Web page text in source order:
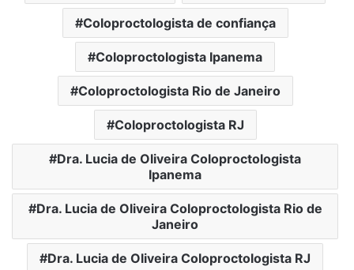
Coloproctologista de confiança
Coloproctologista Ipanema
Coloproctologista Rio de Janeiro
Coloproctologista RJ
Dra. Lucia de Oliveira Coloproctologista
Ipanema
Dra. Lucia de Oliveira Coloproctologista Rio de
Janeiro
Dra. Lucia de Oliveira Coloproctologista RJ